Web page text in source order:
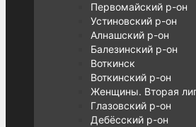
Первомайский р-он
Устиновский р-он
Алнашский р-он
Балезинский р-он
Воткинск
Воткинский р-он
Женщины. Вторая
Глазовский р-он
Дебёсский р-он